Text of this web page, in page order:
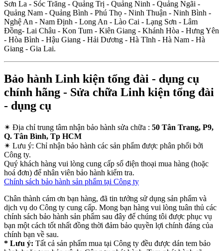
Sơn La - Sóc Trăng - Quảng Trị - Quảng Ninh - Quảng Ngãi -
Quảng Nam - Quảng Bình - Phú Thọ - Ninh Thuận - Ninh Bình -
Nghệ An - Nam Định - Long An - Lào Cai - Lạng Sơn - Lâm
Đồng- Lai Châu - Kon Tum - Kiên Giang - Khánh Hòa - Hưng Yên
- Hòa Bình - Hậu Giang - Hải Dương - Hà Tĩnh - Hà Nam - Hà
Giang - Gia Lai.
Bảo hành Linh kiện tổng đài - dụng cụ
chính hãng - Sửa chữa Linh kiện tổng đài
- dụng cụ
✴ Địa chỉ trung tâm nhận bảo hành sửa chữa : 50 Tân Trang, P9,
Q. Tân Bình, Tp HCM
✴ Lưu ý: Chỉ nhận bảo hành các sản phẩm được phân phối bởi
Công ty.
Quý khách hàng vui lòng cung cấp số điện thoại mua hàng (hoặc
hoá đơn) để nhân viên bảo hành kiểm tra.
Chính sách bảo hành sản phẩm tại Công ty
Chân thành cám ơn bạn hàng, đã tin tưởng sử dụng sản phẩm và
dịch vụ do Công ty cung cấp. Mong bạn hàng vui lòng tuân thủ các
chính sách bảo hành sản phẩm sau đây để chúng tôi được phục vụ
bạn một cách tốt nhất đồng thời đảm bảo quyền lợi chính đáng của
chính bạn về sau.
* Lưu ý: Tất cả sản phẩm mua tại Công ty đều được dán tem bảo